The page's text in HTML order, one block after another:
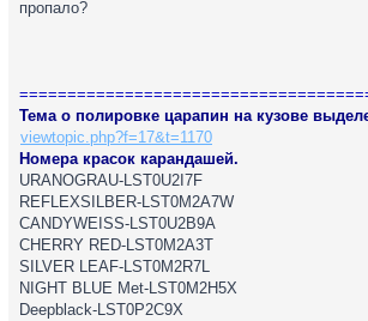
пропало?
Тема о полировке царапин на кузове
viewtopic.php?f=17&t=1170
Номера красок карандашей.
URANOGRAU-LST0U2I7F
REFLEXSILBER-LST0M2A7W
CANDYWEISS-LST0U2B9A
CHERRY RED-LST0M2A3T
SILVER LEAF-LST0M2R7L
NIGHT BLUE Met-LST0M2H5X
Deepblack-LST0P2C9X